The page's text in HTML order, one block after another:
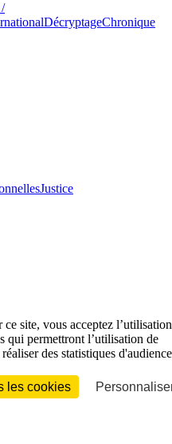
DécryptageChronique
Justice
site, vous acceptez l’utilisation
qui permettront l’utilisation de
des statistiques d'audience
les cookies